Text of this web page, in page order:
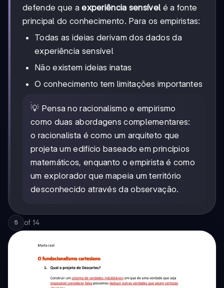
defende que aexperiência sensível é a fonte
principal do conhecimento. Para os empiristas:
Todas as ideias derivam dos dados da
experiência sensível
Não existem ideias inatas
O conhecimento tem limitações importantes
💡 Pensa no racionalismo e empirismo
como duas abordagens complementares:
o racionalista é como um arquiteto que
projeta um edifício baseado em princípios
matemáticos, enquanto o empirista é como
um explorador que mapeia um território
desconhecido através da observação.
5 of 14